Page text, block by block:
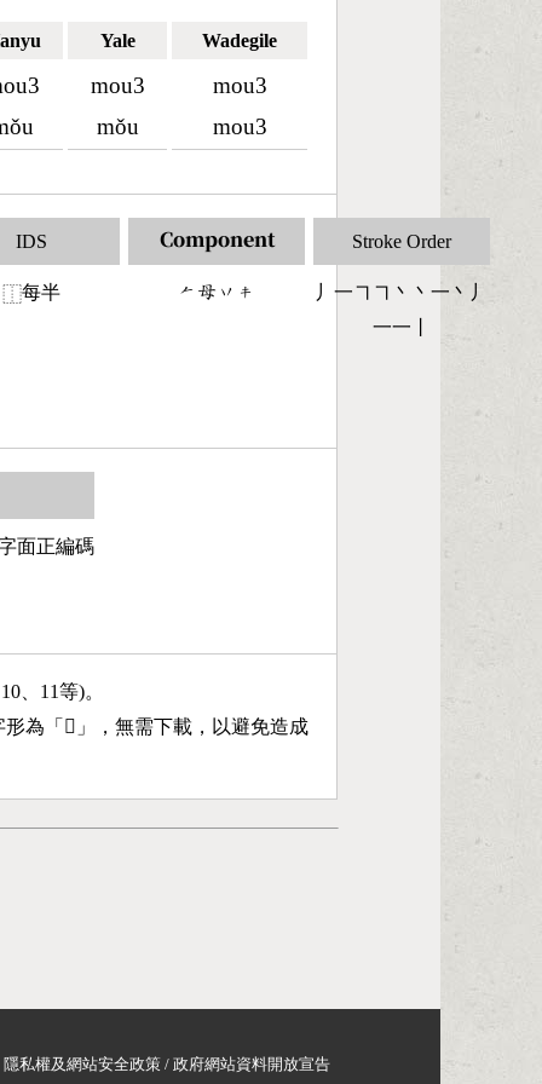
Yale Wadegile
mou3
mǒu
mou3
mou3
IDS
⿰每半
Component
󶀩󶄑󶁅󶁠
Stroke Order
丿一㇕㇕丶丶一丶丿
一一丨
面正編碼
、11等)。
為「 𣫷 」，無需下載，以避免造成
隱私權及網站安全政策 /政府網站資料開放宣告